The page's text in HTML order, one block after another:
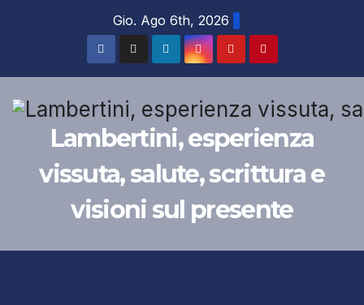
Gio. Ago 6th, 2026
Lambertini, esperienza
vissuta, salute, scrittura e
visioni sul presente